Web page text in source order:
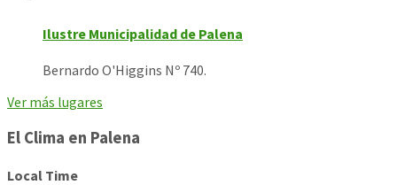
Ilustre Municipalidad de Palena
Bernardo O'Higgins Nº 740.
Ver más lugares
El Clima en Palena
Local Time